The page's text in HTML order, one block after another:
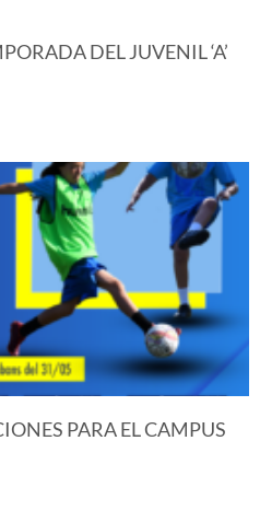
DEL JUVENIL ‘A’
PARA EL CAMPUS